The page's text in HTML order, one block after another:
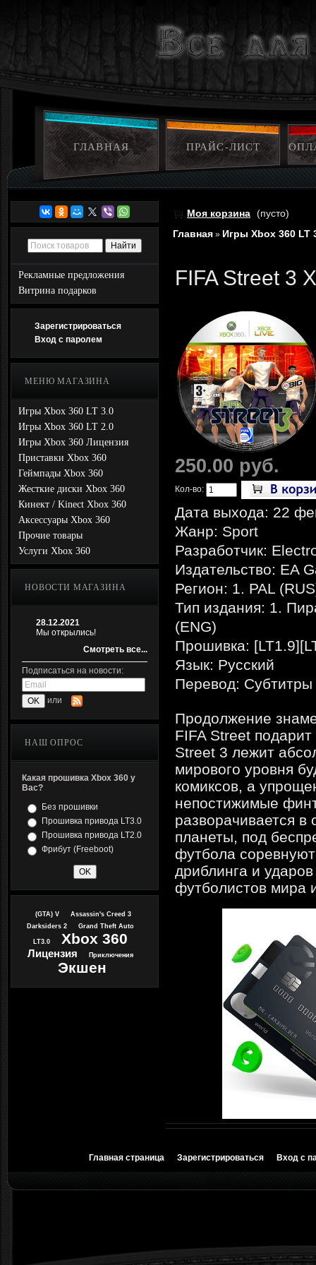
ГЛАВНАЯ ПРАЙС-ЛИСТ
Рекламные предложения
Витрина подарков
Зарегистрироваться
Вход с паролем
МЕНЮ МАГАЗИНА
Игры Xbox 360 LT 3.0
Игры Xbox 360 LT 2.0
Игры Xbox 360 Лицензия
Приставки Xbox 360
Геймпады Xbox 360
Жесткие диски Xbox 360
Кинект / Kinect Xbox 360
Аксессуары Xbox 360
Прочие товары
Услуги Xbox 360
НОВОСТИ МАГАЗИНА
28.12.2021
Мы открылись!
Смотреть все...
Подписаться на новости:
или
НАШ ОПРОС
Какая прошивка Xbox 360 у
Вас?
Без прошивки
Прошивка привода LT3.0
Прошивка привода LT2.0
Фрибут (Freeboot)
(GTA) V
Assassin's Creed 3
Darksiders 2
Grand Theft Auto
LT3.0 Xbox 360
Лицензия Приключения
Экшен
Моя корзина (пусто)
Главная » Игры Xbox 360 LT
FIFA Street 3
250.00 руб.
Кол-во:
Дата выхода: 22
Жанр: Sport
Разработчик:
Издательство: EA
Регион: 1. PAL
Тип издания: 1.
(ENG)
Прошивка:
Язык: Русский
Перевод: Субтитры
Продолжение
FIFA Street
Street 3 лежит
мирового уровня
комиксов, а
непостижимые
разворачивается
планеты, под
футбола
дриблинга и
футболистов мира
Главная страница Зарегистрироваться Вход с